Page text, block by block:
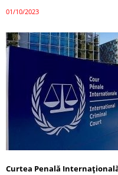
01/10/2023
Curtea Penală